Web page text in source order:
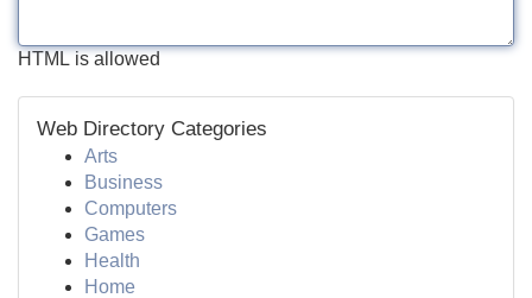
HTML is allowed
Web Directory Categories
Arts
Business
Computers
Games
Health
Home